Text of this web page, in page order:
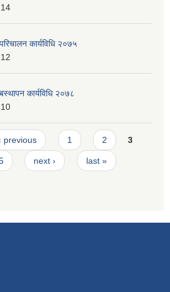
कार्यविधि २०७५
कार्यविधि २०७८
previous 1 2 3
next › last »